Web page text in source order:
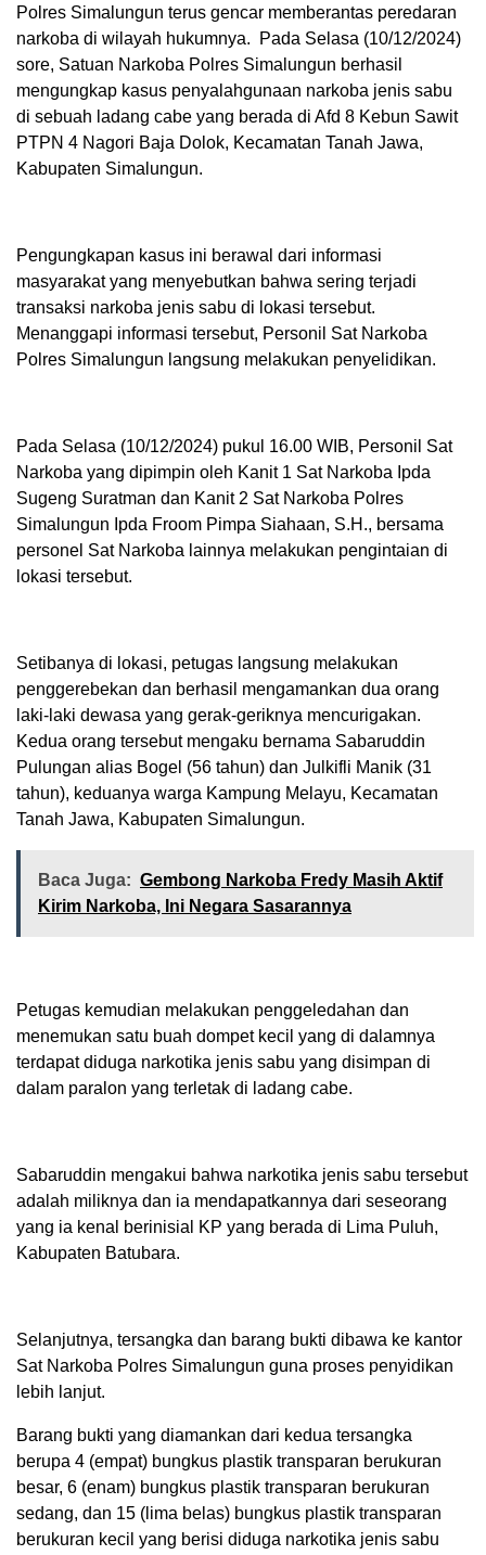
Polres Simalungun terus gencar memberantas peredaran
narkoba di wilayah hukumnya. Pada Selasa (10/12/2024)
sore, Satuan Narkoba Polres Simalungun berhasil
mengungkap kasus penyalahgunaan narkoba jenis sabu
di sebuah ladang cabe yang berada di Afd 8 Kebun Sawit
PTPN 4 Nagori Baja Dolok, Kecamatan Tanah Jawa,
Kabupaten Simalungun.
Pengungkapan kasus ini berawal dari informasi
masyarakat yang menyebutkan bahwa sering terjadi
transaksi narkoba jenis sabu di lokasi tersebut.
Menanggapi informasi tersebut, Personil Sat Narkoba
Polres Simalungun langsung melakukan penyelidikan.
Pada Selasa (10/12/2024) pukul 16.00 WIB, Personil Sat
Narkoba yang dipimpin oleh Kanit 1 Sat Narkoba Ipda
Sugeng Suratman dan Kanit 2 Sat Narkoba Polres
Simalungun Ipda Froom Pimpa Siahaan, S.H., bersama
personel Sat Narkoba lainnya melakukan pengintaian di
lokasi tersebut.
Setibanya di lokasi, petugas langsung melakukan
penggerebekan dan berhasil mengamankan dua orang
laki-laki dewasa yang gerak-geriknya mencurigakan.
Kedua orang tersebut mengaku bernama Sabaruddin
Pulungan alias Bogel (56 tahun) dan Julkifli Manik (31
tahun), keduanya warga Kampung Melayu, Kecamatan
Tanah Jawa, Kabupaten Simalungun.
Baca Juga: Gembong Narkoba Fredy Masih Aktif
Kirim Narkoba, Ini Negara Sasarannya
Petugas kemudian melakukan penggeledahan dan
menemukan satu buah dompet kecil yang di dalamnya
terdapat diduga narkotika jenis sabu yang disimpan di
dalam paralon yang terletak di ladang cabe.
Sabaruddin mengakui bahwa narkotika jenis sabu tersebut
adalah miliknya dan ia mendapatkannya dari seseorang
yang ia kenal berinisial KP yang berada di Lima Puluh,
Kabupaten Batubara.
Selanjutnya, tersangka dan barang bukti dibawa ke kantor
Sat Narkoba Polres Simalungun guna proses penyidikan
lebih lanjut.
Barang bukti yang diamankan dari kedua tersangka
berupa 4 (empat) bungkus plastik transparan berukuran
besar, 6 (enam) bungkus plastik transparan berukuran
sedang, dan 15 (lima belas) bungkus plastik transparan
berukuran kecil yang berisi diduga narkotika jenis sabu